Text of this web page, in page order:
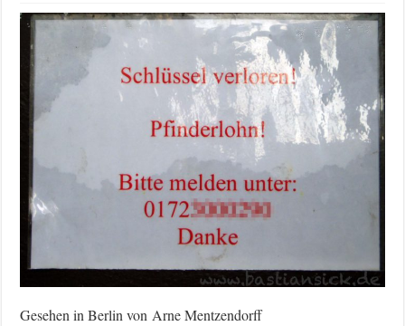
Gesehen in Berlin von Arne Mentzendorff